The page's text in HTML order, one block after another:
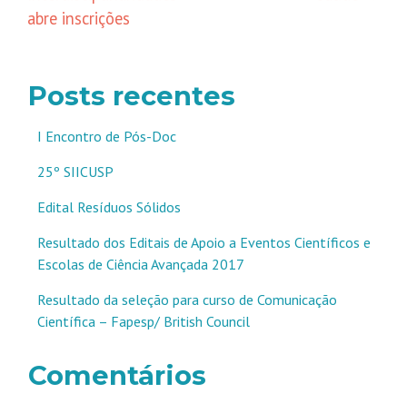
abre inscrições
Posts recentes
I Encontro de Pós-Doc
25º SIICUSP
Edital Resíduos Sólidos
Resultado dos Editais de Apoio a Eventos Científicos e
Escolas de Ciência Avançada 2017
Resultado da seleção para curso de Comunicação
Científica – Fapesp/ British Council
Comentários